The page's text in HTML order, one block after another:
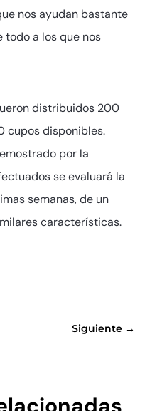
nos ayudan bastante
todo a los que nos
distribuidos 200
cupos disponibles.
por la
se evaluará la
semanas, de un
características.
Siguiente →